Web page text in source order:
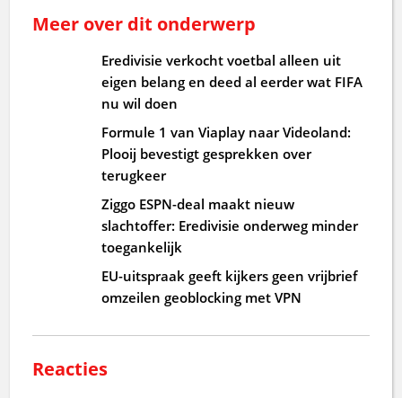
Meer over dit onderwerp
Eredivisie verkocht voetbal alleen uit
eigen belang en deed al eerder wat FIFA
nu wil doen
Formule 1 van Viaplay naar Videoland:
Plooij bevestigt gesprekken over
terugkeer
Ziggo ESPN-deal maakt nieuw
slachtoffer: Eredivisie onderweg minder
toegankelijk
EU-uitspraak geeft kijkers geen vrijbrief
omzeilen geoblocking met VPN
Reacties